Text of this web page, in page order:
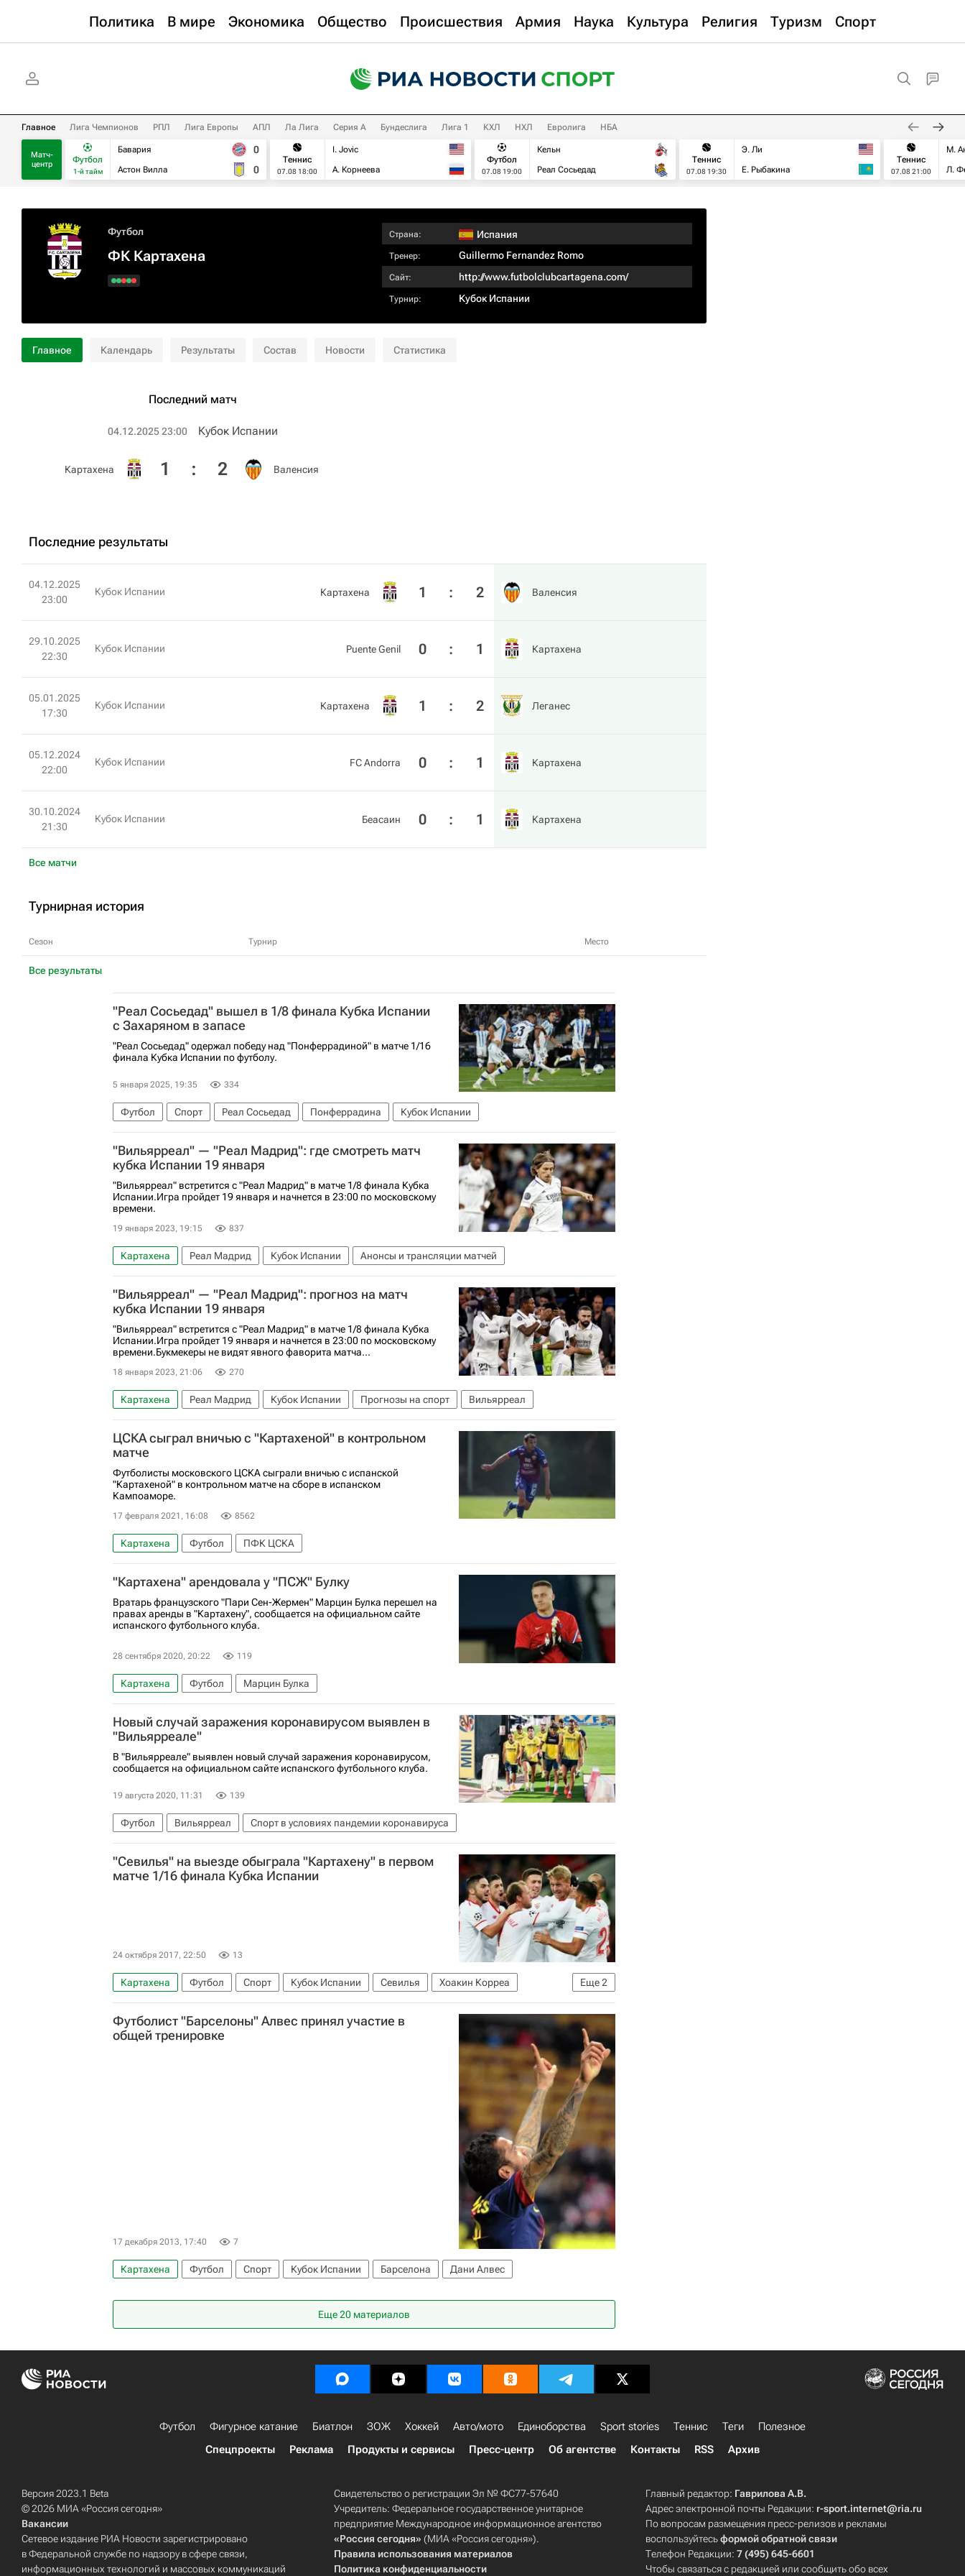
Политика В мире Экономика Общество Происшествия Армия Наука Культура Религия Туризм Спорт
Главное Лига Чемпионов РПЛ Лига Европы АПЛ Ла Лига Серия А Бундеслига Лига 1 КХЛ НХЛ Евролига НБА
Матч-
центр
Футбол
1-й тайм
Бавария
Астон Вилла
0
0
Теннис
07.08 18:00
I. Jovic
А. Корнеева
Футбол
07.08 19:00
Кельн
Реал Сосьедад
Теннис
07.08 19:30
Э. Ли
Е. Рыбакина
Теннис
07.08 21:00
М.
Л.
Футбол
ФК Картахена
Страна: Испания
Тренер: Guillermo Fernandez Romo
Сайт: http://www.futbolclubcartagena.com/
Турнир: Кубок Испании
Главное Календарь Результаты Состав Новости Статистика
Последний матч
04.12.2025 23:00 Кубок Испании
Картахена 1 : 2 Валенсия
Последние результаты
Все матчи
04.12.2025
23:00
Кубок Испании Картахена 1 : 2 Валенсия
29.10.2025
22:30
Кубок Испании Puente Genil 0 : 1 Картахена
05.01.2025
17:30
Кубок Испании Картахена 1 : 2 Леганес
05.12.2024
22:00
Кубок Испании FC Andorra 0 : 1 Картахена
30.10.2024
21:30
Кубок Испании Беасаин 0 : 1 Картахена
Турнирная история
Сезон Турнир Место
Все результаты
"Реал Сосьедад" вышел в 1/8 финала Кубка Испании
с Захаряном в запасе
"Реал Сосьедад" одержал победу над "Понферрадиной" в матче 1/16
финала Кубка Испании по футболу.
5 января 2025, 19:35 334
Футбол Спорт Реал Сосьедад Понферрадина Кубок Испании
"Вильярреал" — "Реал Мадрид": где смотреть матч
кубка Испании 19 января
"Вильярреал" встретится с "Реал Мадрид" в матче 1/8 финала Кубка
Испании.Игра пройдет 19 января и начнется в 23:00 по московскому
времени.
19 января 2023, 19:15 837
Картахена Реал Мадрид Кубок Испании Анонсы и трансляции матчей
"Вильярреал" — "Реал Мадрид": прогноз на матч
кубка Испании 19 января
"Вильярреал" встретится с "Реал Мадрид" в матче 1/8 финала Кубка
Испании.Игра пройдет 19 января и начнется в 23:00 по московскому
времени.Букмекеры не видят явного фаворита матча...
18 января 2023, 21:06 270
Картахена Реал Мадрид Кубок Испании Прогнозы на спорт Вильярреал
ЦСКА сыграл вничью с "Картахеной" в контрольном
матче
Футболисты московского ЦСКА сыграли вничью с испанской
"Картахеной" в контрольном матче на сборе в испанском
Кампоаморе.
17 февраля 2021, 16:08 8562
Картахена Футбол ПФК ЦСКА
"Картахена" арендовала у "ПСЖ" Булку
Вратарь французского "Пари Сен-Жермен" Марцин Булка перешел на
правах аренды в "Картахену", сообщается на официальном сайте
испанского футбольного клуба.
28 сентября 2020, 20:22 119
Картахена Футбол Марцин Булка
Новый случай заражения коронавирусом выявлен в
"Вильярреале"
В "Вильярреале" выявлен новый случай заражения коронавирусом,
сообщается на официальном сайте испанского футбольного клуба.
19 августа 2020, 11:31 139
Футбол Вильярреал Спорт в условиях пандемии коронавируса
"Севилья" на выезде обыграла "Картахену" в первом
матче 1/16 финала Кубка Испании
24 октября 2017, 22:50 13
Еще2
Картахена Футбол Спорт Кубок Испании Севилья
Хоакин Корреа
Луис Муриэль
Пабло Сарабия
Футболист "Барселоны" Алвес принял участие в
общей тренировке
17 декабря 2013, 17:40 7
Картахена Футбол Спорт Кубок Испании Барселона Дани Алвес
Еще 20 материалов
Футбол Фигурное катание Биатлон ЗОЖ Хоккей Авто/мото Единоборства Sport stories Теннис Теги
Полезное
Спецпроекты
Реклама Продукты и сервисы Пресс-центр Об агентстве Контакты RSS Архив
Версия 2023.1 Beta
© 2026 МИА «Россия сегодня»
Вакансии
Сетевое издание РИА Новости зарегистрировано
в Федеральной службе по надзору в сфере связи,
информационных технологий и массовых коммуникаций
Свидетельство о регистрации Эл № ФС77-57640
Учредитель: Федеральное государственное унитарное
предприятие Международное информационное агентство
«Россия сегодня» (МИА «Россия сегодня»).
Правила использования материалов
Политика конфиденциальности
Главный редактор: Гаврилова А.В.
Адрес электронной почты Редакции: r-sport.internet@ria.ru
По вопросам размещения пресс-релизов и рекламы
воспользуйтесьформой обратной связи
Телефон Редакции:7 (495) 645-6601
Чтобы связаться с редакцией или сообщить обо всех